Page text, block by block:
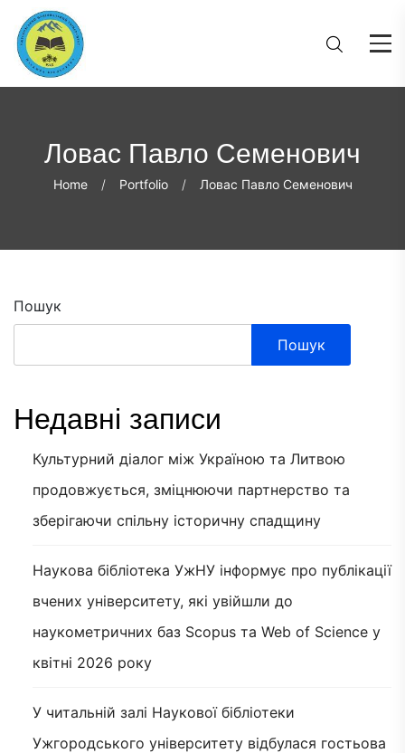
Ловас Павло Семенович
Home Portfolio Ловас Павло Семенович
Пошук
Пошук
Недавні записи
Культурний діалог між Україною та Литвою
продовжується, зміцнюючи партнерство та
зберігаючи спільну історичну спадщину
Наукова бібліотека УжНУ інформує про публікації
вчених університету, які увійшли до
наукометричних баз Scopus та Web of Science у
квітні 2026 року
У читальній залі Наукової бібліотеки
Ужгородського університету відбулася гостьова